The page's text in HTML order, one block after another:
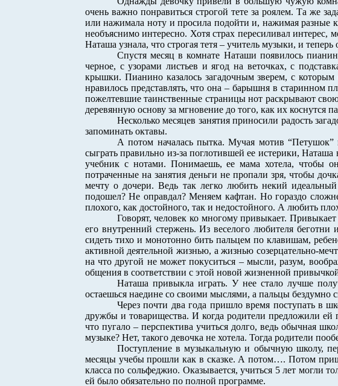
очень важно понравиться строгой тете за роялем. Та же
или нажимала ноту и просила подойти и, нажимая
необъяснимо интересно. Хотя страх пересиливал интерес,
Наташа узнала, что строгая тетя – учитель музыки, и
Спустя месяц в комнате Наташи появилось
черное, с узорами листьев и ягод на веточках, с
крышки. Пианино казалось загадочным зверем, с
нравилось представлять, что она – барышня в старинном
пожелтевшие таинственные страницы нот раскрывают
деревянную основу за мгновение до того, как их коснутся
Несколько месяцев занятия приносили радость
запоминать октавы.
А потом началась пытка. Мучая мотив “Петушок”
сыграть правильно из-за поглотившей ее истерики,
учебник с нотами. Понимаешь, ее мама хотела, чтобы
потраченные на занятия деньги не пропали зря, чтобы
мечту о дочери. Ведь так легко любить некий
подошел? Не оправдал? Меняем кафтан. Но гораздо
плохого, как достойного, так и недостойного. А любить
Говорят, человек ко многому привыкает.
его внутренний стержень. Из веселого любителя
сидеть тихо и монотонно бить пальцем по клавишам,
активной деятельной жизнью, а жизнью созерцательно-
на что другой не может покуситься – мысли, разум,
общения в соответствии с этой новой жизненной
Наташа привыкла играть. У нее стало лучше
остаешься наедине со своими мыслями, а пальцы
Через почти два года пришло время поступать в
дружбы и товарищества. И когда родители предложили ей
что пугало – перспектива учиться долго, ведь обычная
музыке? Нет, такого девочка не хотела. Тогда родители
Поступление в музыкальную и обычную школу,
месяцы учебы прошли как в сказке. А потом…. Потом
класса по сольфеджио. Оказывается, учиться 5 лет могли
ей было обязательно по полной программе.